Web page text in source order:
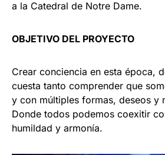
a la Catedral de Notre Dame.
OBJETIVO DEL PROYECTO
Crear conciencia en esta época,
cuesta tanto comprender que
y con múltiples formas, deseos y
Donde todos podemos coexitir
humildad y armonía.